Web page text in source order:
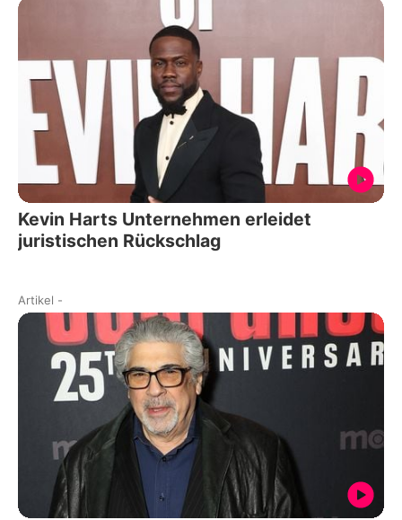
Kevin Harts Unternehmen erleidet
juristischen Rückschlag
Artikel -